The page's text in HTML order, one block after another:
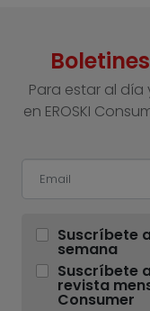
Para estar al
en EROSKI
Suscríbete
semana
Suscríbete
revista
Consumer